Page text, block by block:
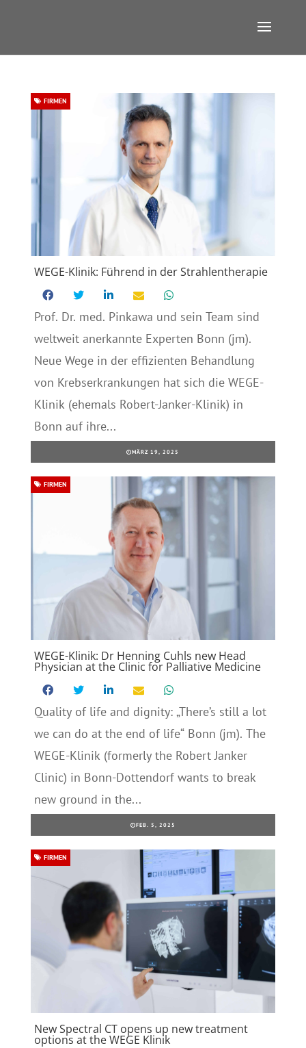
WEGE-Klinik: Führend in der Strahlentherapie
FIRMEN
Prof. Dr. med. Pinkawa und sein Team sind
weltweit anerkannte Experten Bonn (jm).
Neue Wege in der effizienten Behandlung
von Krebserkrankungen hat sich die WEGE-
Klinik (ehemals Robert-Janker-Klinik) in
Bonn auf ihre...
MÄRZ 19, 2025
WEGE-Klinik: Dr Henning Cuhls new Head
Physician at the Clinic for Palliative Medicine
FIRMEN
Quality of life and dignity: „There’s still a lot
we can do at the end of life“ Bonn (jm). The
WEGE-Klinik (formerly the Robert Janker
Clinic) in Bonn-Dottendorf wants to break
new ground in the...
FEB. 5, 2025
New Spectral CT opens up new treatment
options at the WEGE Klinik
FIRMEN